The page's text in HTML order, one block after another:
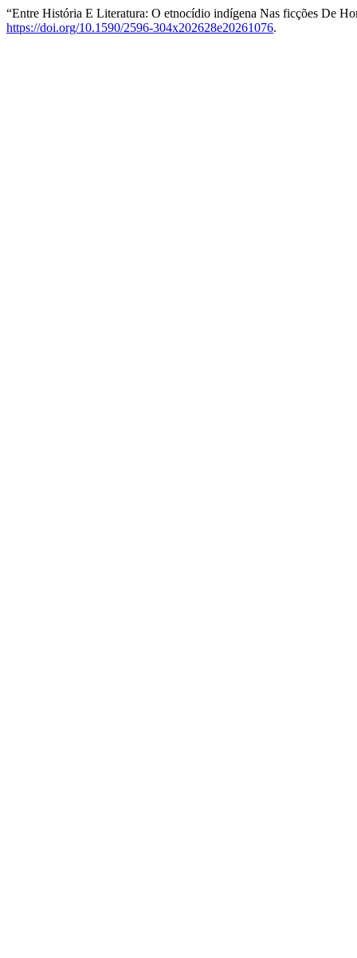
“Entre História E Literatura: O etnocídio indígena Nas ficções De
https://doi.org/10.1590/2596-304x202628e20261076.